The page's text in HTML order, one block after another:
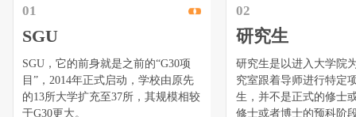
01
SGU
SGU，它的前身就是之前的“G30项
目”，2014年正式启动，学校由原先
的13所大学扩充至37所，其规模相较
于G30更大。
02
研究生
研究生是以进入大学院
究室跟着导师进行特定
生，并不是正式的修士
修士或者博士的预科阶